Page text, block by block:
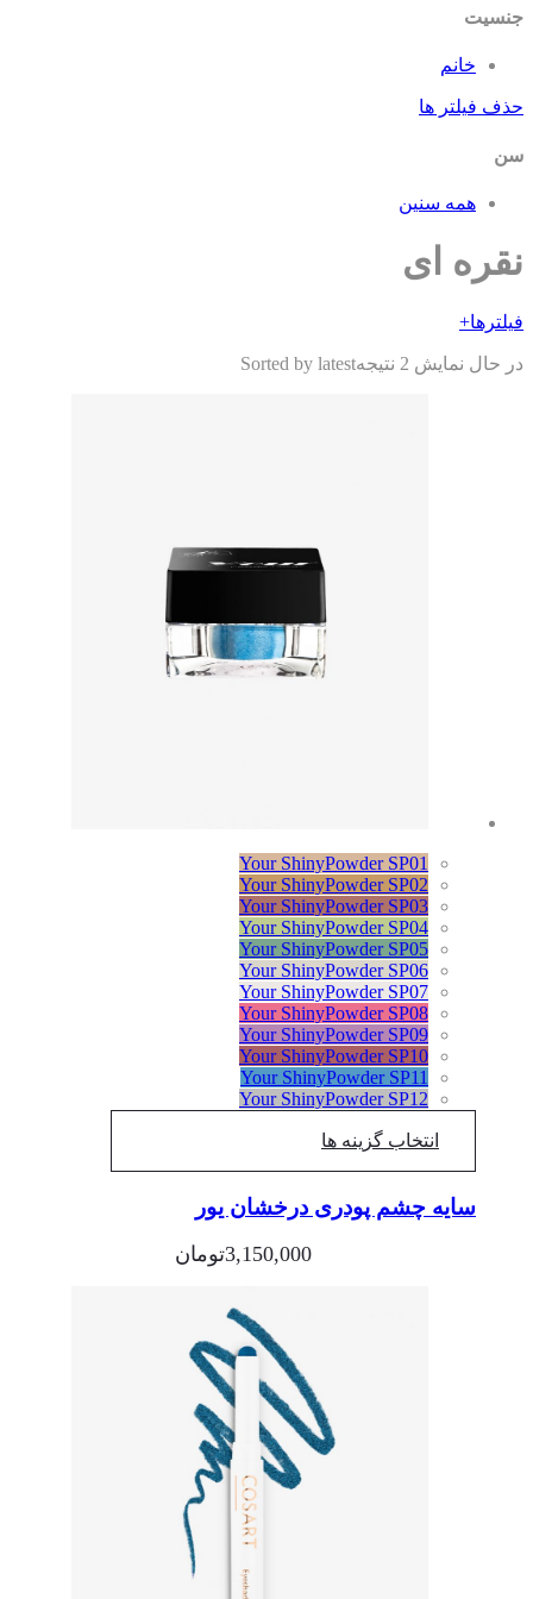
خانم
فیلتر ها
همه سنین
ای
+
نمایش 2 نتیجه Sorted by latest
Your ShinyPowder SP01
Your ShinyPowder SP02
Your ShinyPowder SP03
Your ShinyPowder SP04
Your ShinyPowder SP05
Your ShinyPowder SP06
Your ShinyPowder SP07
Your ShinyPowder SP08
Your ShinyPowder SP09
Your ShinyPowder SP10
Your ShinyPowder SP11
Your ShinyPowder SP12
انتخاب گزینه ها
سایه چشم پودری درخشان یور
3,150,000تومان